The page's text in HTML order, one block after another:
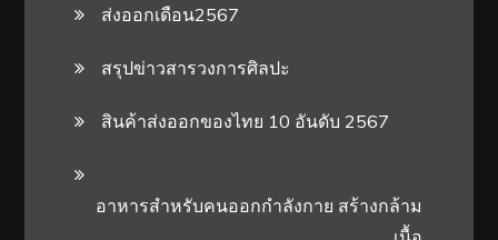
ส่งออกเดือน2567
สรุปข่าวสารวงการศิลปะ
สินค้าส่งออกของไทย 10 อันดับ 2567
อาหารสําหรับคนออกกําลังกาย สร้างกล้าม